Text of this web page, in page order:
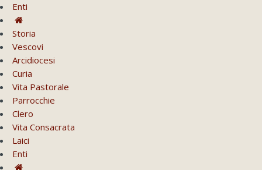
Enti
Storia
Vescovi
Arcidiocesi
Curia
Vita Pastorale
Parrocchie
Clero
Vita Consacrata
Laici
Enti